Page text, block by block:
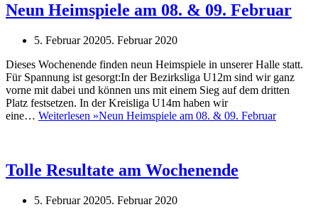
Neun Heimspiele am 08. & 09. Februar
5. Februar 20205. Februar 2020
Dieses Wochenende finden neun Heimspiele in unserer Halle statt.
Für Spannung ist gesorgt:In der Bezirksliga U12m sind wir ganz
vorne mit dabei und können uns mit einem Sieg auf dem dritten
Platz festsetzen. In der Kreisliga U14m haben wir
eine… Weiterlesen »Neun Heimspiele am 08. & 09. Februar
Tolle Resultate am Wochenende
5. Februar 20205. Februar 2020